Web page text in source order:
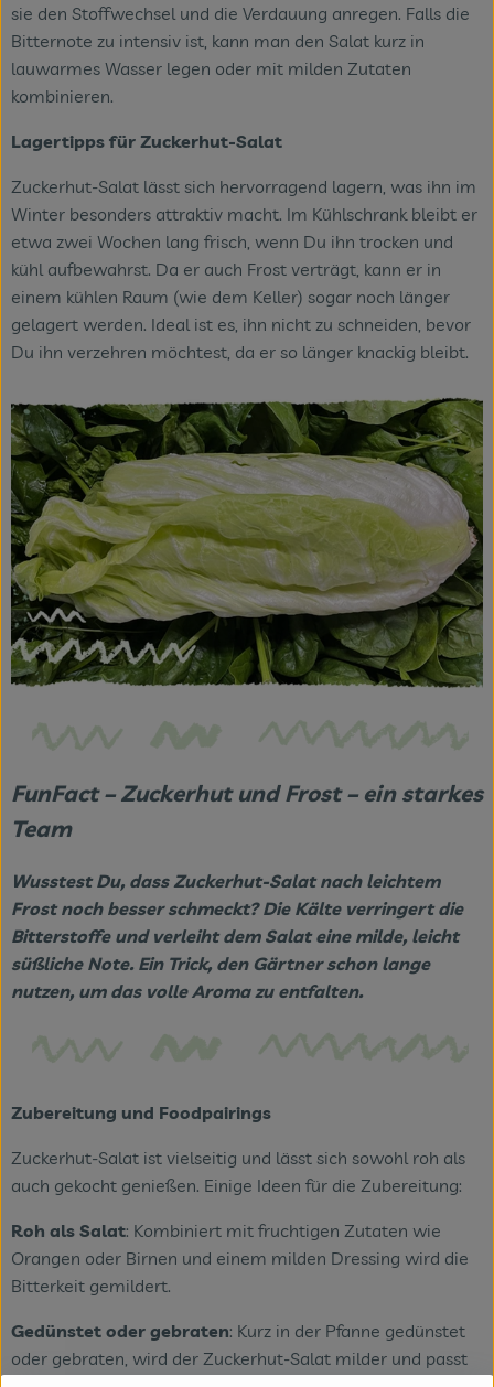
sie den Stoffwechsel und die Verdauung anregen. Falls die
Bitternote zu intensiv ist, kann man den Salat kurz in
lauwarmes Wasser legen oder mit milden Zutaten
kombinieren.
Lagertipps für Zuckerhut-Salat
Zuckerhut-Salat lässt sich hervorragend lagern, was ihn im
Winter besonders attraktiv macht. Im Kühlschrank bleibt er
etwa zwei Wochen lang frisch, wenn Du ihn trocken und
kühl aufbewahrst. Da er auch Frost verträgt, kann er in
einem kühlen Raum (wie dem Keller) sogar noch länger
gelagert werden. Ideal ist es, ihn nicht zu schneiden, bevor
Du ihn verzehren möchtest, da er so länger knackig bleibt.
FunFact – Zuckerhut und Frost – ein starkes
Team
Wusstest Du, dass Zuckerhut-Salat nach leichtem
Frost noch besser schmeckt? Die Kälte verringert die
Bitterstoffe und verleiht dem Salat eine milde, leicht
süßliche Note. Ein Trick, den Gärtner schon lange
nutzen, um das volle Aroma zu entfalten.
Zubereitung und Foodpairings
Zuckerhut-Salat ist vielseitig und lässt sich sowohl roh als
auch gekocht genießen. Einige Ideen für die Zubereitung:
Roh als Salat: Kombiniert mit fruchtigen Zutaten wie
Orangen oder Birnen und einem milden Dressing wird die
Bitterkeit gemildert.
Gedünstet oder gebraten: Kurz in der Pfanne gedünstet
oder gebraten, wird der Zuckerhut-Salat milder und passt